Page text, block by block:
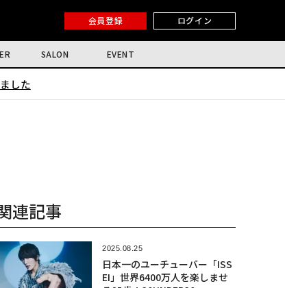
会員登録 ログイン
SALON EVENT
した
連記事
2025.08.25
日本一のユーチューバー「ISS
EI」世界6400万人を楽しませ